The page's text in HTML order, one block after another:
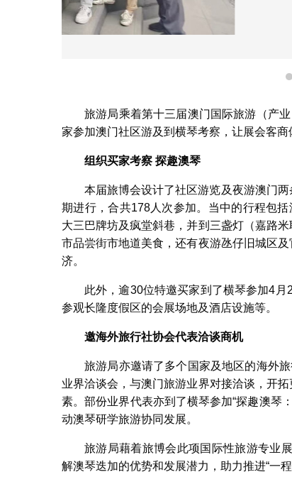
1
旅游局乘着第十三届澳门国际旅游（产
家参加澳门社区游及到横琴考察，让展会客
组织买家考察 探趣澳琴
本届旅博会设计了社区游览及夜游澳门
期进行，合共178人次参加。当中的行程包括
大三巴牌坊及疯堂斜巷，并到三盏灯（嘉路
市品尝街市地道美食，还有夜游氹仔旧城区
济。
此外，逾30位特邀买家到了横琴参加4月
参观长隆度假区的会展场地及酒店设施等。
邀海外旅行社协会代表洽谈商机
旅游局亦邀请了多个国家及地区的海外
业界洽谈会，与澳门旅游业界对接洽谈，开
素。部份业界代表亦到了横琴参加“探趣澳琴
动澳琴研学旅游协同发展。
旅游局藉着旅博会此项国际性旅游专业
解澳琴迭加的优势和发展潜力，助力推进“一